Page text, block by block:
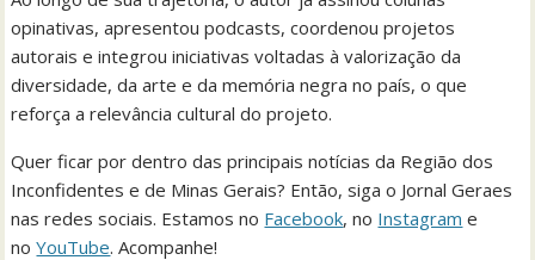
opinativas, apresentou podcasts, coordenou projetos
autorais e integrou iniciativas voltadas à valorização da
diversidade, da arte e da memória negra no país, o que
reforça a relevância cultural do projeto.
Quer ficar por dentro das principais notícias da Região dos
Inconfidentes e de Minas Gerais? Então, siga o Jornal Geraes
nas redes sociais. Estamos no Facebook, no Instagram e
noYouTube. Acompanhe!